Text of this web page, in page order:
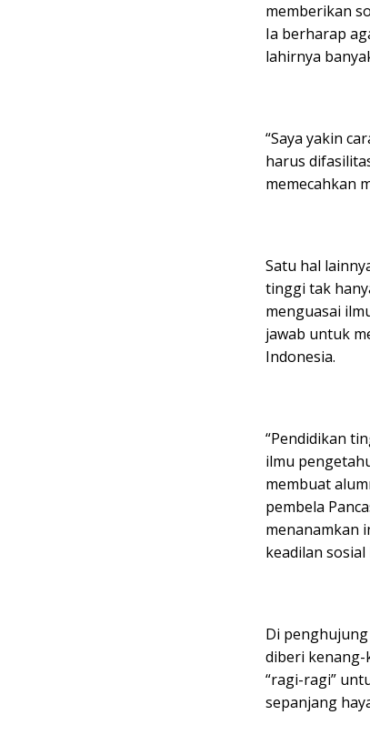
memberikan
Ia berharap
lahirnya
“Saya yakin
harus
memecahkan
Satu hal
tinggi tak
menguasai
jawab untuk
Indonesia.
“Pendidikan
ilmu
membuat
pembela
menanamkan
keadilan
Di
diberi kenang-
“ragi-ragi”
sepanjang